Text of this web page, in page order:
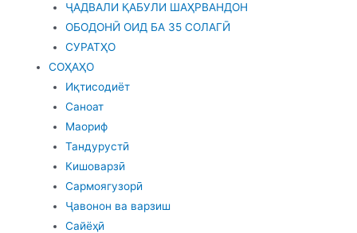
ҶАДВАЛИ ҚАБУЛИ ШАҲРВАНДОН
ОБОДОНӢ ОИД БА 35 СОЛАГӢ
СУРАТҲО
СОҲАҲО
Иқтисодиёт
Саноат
Маориф
Тандурустӣ
Кишоварзӣ
Сармоягузорӣ
Ҷавонон ва варзиш
Сайёҳӣ